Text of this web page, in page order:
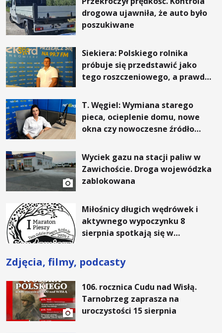
drogowa ujawniła, że auto było
poszukiwane
Siekiera: Polskiego rolnika
próbuje się przedstawić jako
tego roszczeniowego, a prawda
T. Węgiel: Wymiana starego
pieca, ocieplenie domu, nowe
okna czy nowoczesne źródło
rachunki za energię, lepszy
komfort życia i... czystsze
powietrze
Wyciek gazu na stacji paliw w
Zawichoście. Droga wojewódzka
zablokowana
Miłośnicy długich wędrówek i
aktywnego wypoczynku 8
sierpnia spotkają się w
Pieszym „Tam Gdzie Pieprz
Rośnie”
Zdjęcia, filmy, podcasty
106. rocznica Cudu nad Wisłą.
Tarnobrzeg zaprasza na
uroczystości 15 sierpnia